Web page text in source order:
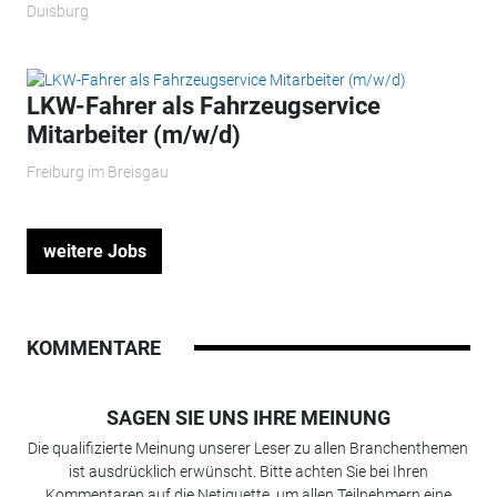
Duisburg
LKW-Fahrer als Fahrzeugservice
Mitarbeiter (m/w/d)
Freiburg im Breisgau
weitere Jobs
KOMMENTARE
SAGEN SIE UNS IHRE MEINUNG
Die qualifizierte Meinung unserer Leser zu allen Branchenthemen
ist ausdrücklich erwünscht. Bitte achten Sie bei Ihren